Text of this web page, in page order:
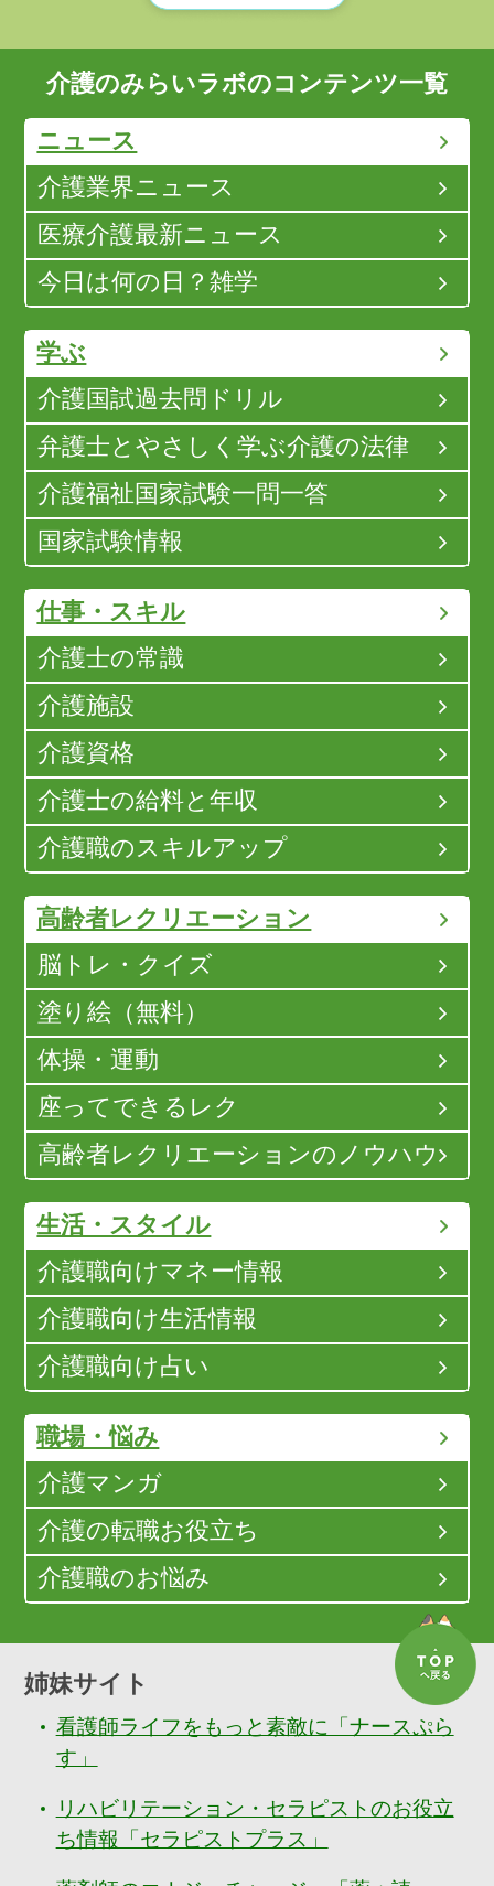
介護のみらいラボのコンテンツ一覧
ニュース
介護業界ニュース
医療介護最新ニュース
今日は何の日？雑学
学ぶ
介護国試過去問ドリル
弁護士とやさしく学ぶ介護の法律
介護福祉国家試験一問一答
国家試験情報
仕事・スキル
介護士の常識
介護施設
介護資格
介護士の給料と年収
介護職のスキルアップ
高齢者レクリエーション
脳トレ・クイズ
塗り絵（無料）
体操・運動
座ってできるレク
高齢者レクリエーションのノウハウ
生活・スタイル
介護職向けマネー情報
介護職向け生活情報
介護職向け占い
職場・悩み
介護マンガ
介護の転職お役立ち
介護職のお悩み
姉妹サイト
看護師ライフをもっと素敵に「ナースぷら
す」
リハビリテーション・セラピストのお役立
ち情報「セラピストプラス」